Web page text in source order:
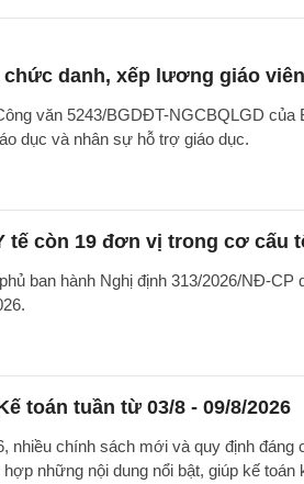
danh, xếp lương giáo
văn 5243/BGDĐT-NGCBQLGD
dục và nhân sự hỗ trợ giáo dục.
tế còn 19 đơn vị trong cơ cấu
ban hành Nghị định 313/2026/NĐ-
toán tuần từ 03/8 - 09/8/2026
nhiều chính sách mới và quy định
những nội dung nổi bật, giúp kế